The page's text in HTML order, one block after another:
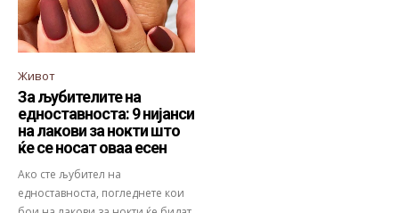
Живот
За љубителите на
едноставноста: 9 нијанси
на лакови за нокти што
ќе се носат оваа есен
Ако сте љубител на
едноставноста, погледнете кои